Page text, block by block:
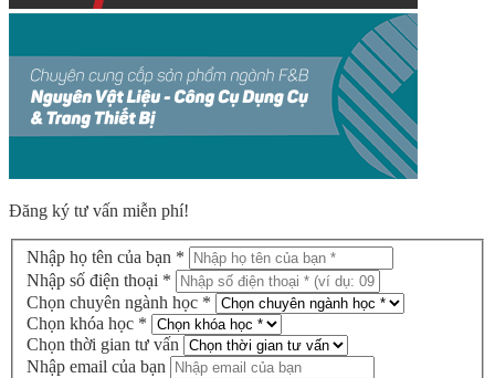
Đăng ký tư vấn miễn phí!
Nhập họ tên của bạn *
Nhập số điện thoại *
Chọn chuyên ngành học *
Chọn khóa học *
Chọn thời gian tư vấn
Nhập email của bạn